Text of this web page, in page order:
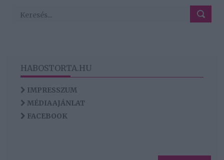
HABOSTORTA.HU
IMPRESSZUM
MÉDIAAJÁNLAT
FACEBOOK